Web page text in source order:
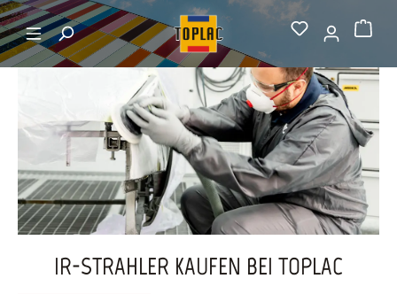
springenStartseite IR-Strahler
IR-STRAHLER KAUFEN BEI TOPLAC